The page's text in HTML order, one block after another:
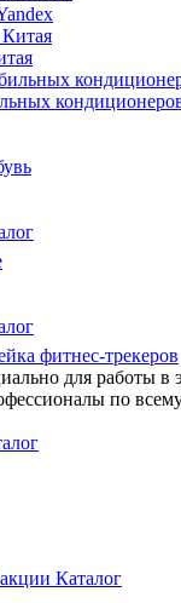
фитнес-трекеров
для работы в
по
Каталог